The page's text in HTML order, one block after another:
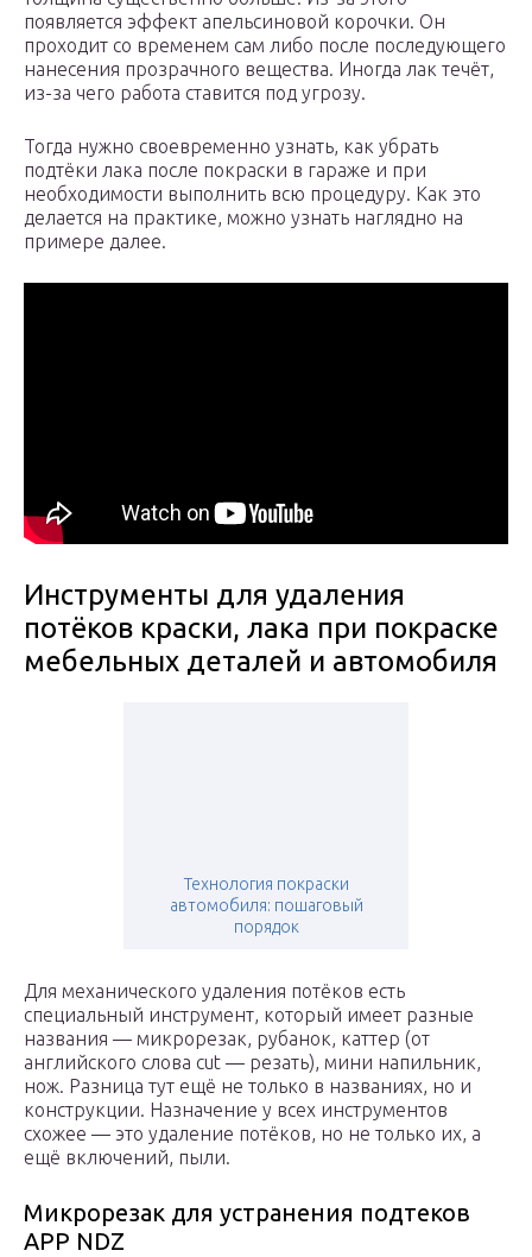
появляется эффект апельсиновой корочки. Он
проходит со временем сам либо после последующего
нанесения прозрачного вещества. Иногда лак течёт,
из-за чего работа ставится под угрозу.
Тогда нужно своевременно узнать, как убрать
подтёки лака после покраски в гараже и при
необходимости выполнить всю процедуру. Как это
делается на практике, можно узнать наглядно на
примере далее.
Инструменты для удаления
потёков краски, лака при покраске
мебельных деталей и автомобиля
Технология покраски
автомобиля: пошаговый
порядок
Для механического удаления потёков есть
специальный инструмент, который имеет разные
названия — микрорезак, рубанок, каттер (от
английского слова cut — резать), мини напильник,
нож. Разница тут ещё не только в названиях, но и
конструкции. Назначение у всех инструментов
схожее — это удаление потёков, но не только их, а
ещё включений, пыли.
Микрорезак для устранения подтеков
APP NDZ